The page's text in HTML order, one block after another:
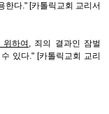
한다." [카톨릭교회 교리서
위하여 , 죄의 결과인 잠벌
있다." [카톨릭교회 교리